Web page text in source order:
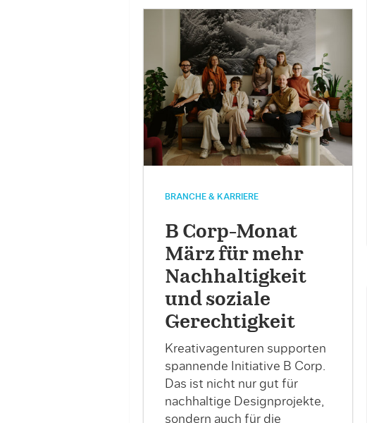
BRANCHE & KARRIERE
B Corp-Monat
März für mehr
Nachhaltigkeit
und soziale
Gerechtigkeit
Kreativagenturen supporten
spannende Initiative B Corp.
Das ist nicht nur gut für
nachhaltige Designprojekte,
sondern auch für die